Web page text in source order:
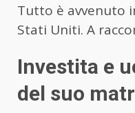
Tutto è avvenuto
Stati Uniti. A
Investita e
del suo